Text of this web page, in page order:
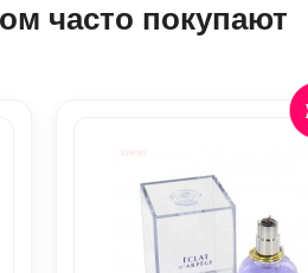
часто покупают